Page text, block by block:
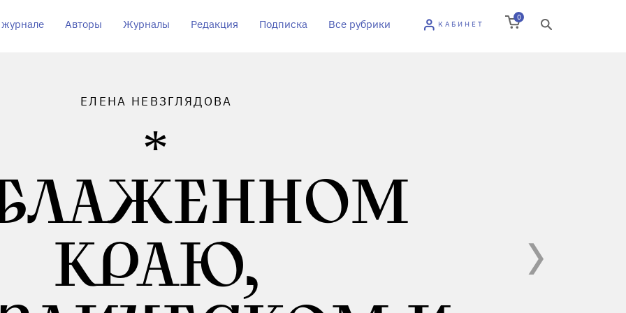
Авторы Журналы Редакция Подписка Все рубрики КАБИНЕТ
0
ЕЛЕНА НЕВЗГЛЯДОВА
КРАЮ,